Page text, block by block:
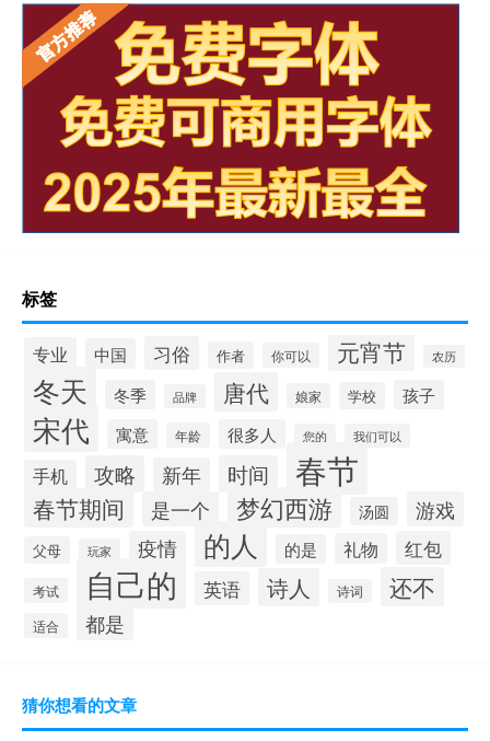
标签
专业 中国 习俗 作者 你可以 元宵节 农历
冬天 冬季 品牌 唐代 娘家 学校 孩子
宋代 寓意 年龄 很多人 您的 我们可以
手机 攻略 新年 时间 春节
春节期间 是一个 梦幻西游 汤圆 游戏
父母 玩家 疫情 的人 的是 礼物 红包
考试 自己的 英语 诗人 诗词 还不
适合 都是
猜你想看的文章